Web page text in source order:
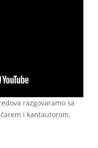
razgovaramo sa
i kantautorom.